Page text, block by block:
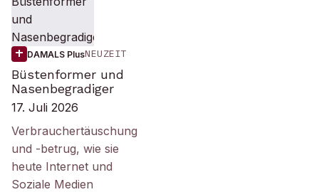
DAMALS PlusNEUZEIT
Büstenformer und
Nasenbegradiger
17. Juli 2026
Verbrauchertäuschung
und -betrug, wie sie
heute Internet und
Soziale Medien